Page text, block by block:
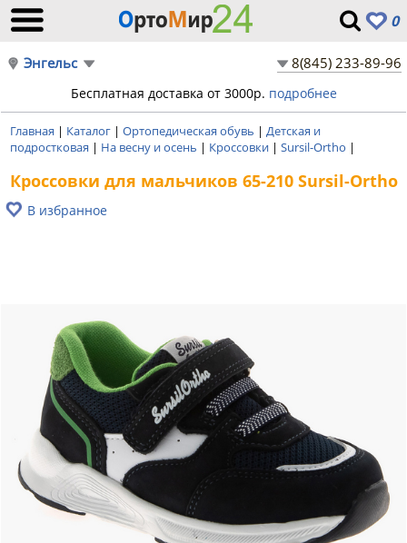
0
Энгельс 8(845) 233-89-96
Бесплатная доставка от 3000р. подробнее
Главная | Каталог | Ортопедическая обувь | Детская и
подростковая | На весну и осень | Кроссовки | Sursil-Ortho |
Кроссовки для мальчиков 65-210 Sursil-Ortho
В избранное